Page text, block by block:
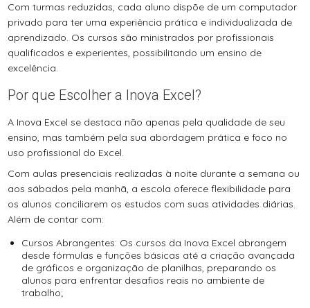
Com turmas reduzidas, cada aluno dispõe de um computador
privado para ter uma experiência prática e individualizada de
aprendizado. Os cursos são ministrados por profissionais
qualificados e experientes, possibilitando um ensino de
excelência.
Por que Escolher a Inova Excel?
A Inova Excel se destaca não apenas pela qualidade de seu
ensino, mas também pela sua abordagem prática e foco no
uso profissional do Excel.
Com aulas presenciais realizadas à noite durante a semana ou
aos sábados pela manhã, a escola oferece flexibilidade para
os alunos conciliarem os estudos com suas atividades diárias.
Além de contar com:
Cursos Abrangentes: Os cursos da Inova Excel abrangem
desde fórmulas e funções básicas até a criação avançada
de gráficos e organização de planilhas, preparando os
alunos para enfrentar desafios reais no ambiente de
trabalho;